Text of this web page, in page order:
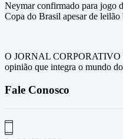
Neymar confirmado para jogo
Copa do Brasil apesar de
O JORNAL CORPORATIVO
opinião que integra o mundo
Fale Conosco